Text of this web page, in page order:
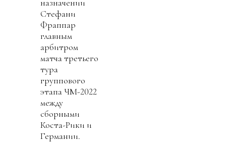
назначении
Стефани
Фраппар
главным
арбитром
матча третьего
тура
группового
этапа ЧМ-2022
между
сборными
Коста-Рики и
Германии.